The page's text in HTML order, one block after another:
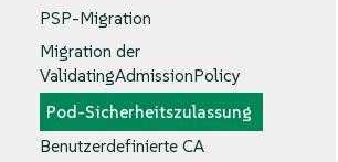
PSP-Migration
Migration der
ValidatingAdmissionPolicy
Pod-Sicherheitszulassung
Benutzerdefinierte CA